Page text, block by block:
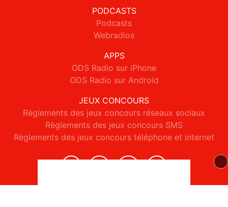
PODCASTS
Podcasts
Webradios
APPS
ODS Radio sur iPhone
ODS Radio sur Android
JEUX CONCOURS
Règlements des jeux concours réseaux sociaux
Règlements des jeux concours SMS
Règlements des jeux concours téléphone et internet